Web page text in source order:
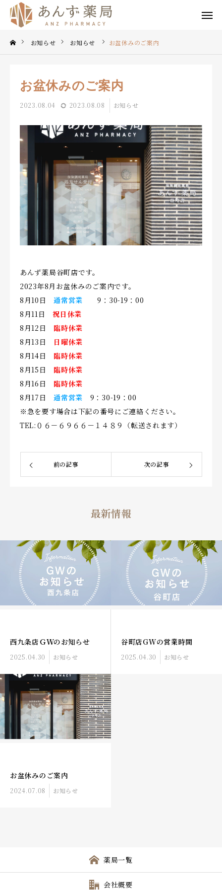
お知らせ お知らせ お盆休みのご案内
お盆休みのご案内
2023.08.04 2023.08.08 お知らせ
あんず薬局谷町店です。
2023年8月お盆休みのご案内です。
8月10日通常営業 9：30-19：00
8月11日祝日休業
8月12日 臨時休業
8月13日 日曜休業
8月14日 臨時休業
8月15日 臨時休業
8月16日 臨時休業
8月17日通常営業 9：30-19：00
※急を要す場合は下記の番号にご連絡ください。
TEL:０６－６９６６－１４８９（転送されます）
前の記事 次の記事
最新情報
西九条店ＧＷのお知らせ
2025.04.30 お知らせ
谷町店GWの営業時間
2025.04.30 お知らせ
お盆休みのご案内
2024.07.08 お知らせ
薬局一覧
会社概要
公式LINE
TOP
事業内容
薬局一覧
求人情報
よくあるご質問
会社概要
お問い合わせ